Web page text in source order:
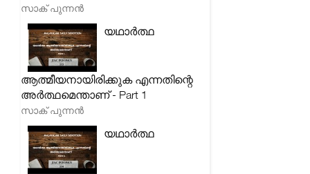
സാക് പുന്നൻ
യഥാർത്ഥ
ആത്മീയനായിരിക്കുക എന്നതിന്റെ
അർത്ഥമെന്താണ് - Part 1
സാക് പുന്നൻ
യഥാർത്ഥ